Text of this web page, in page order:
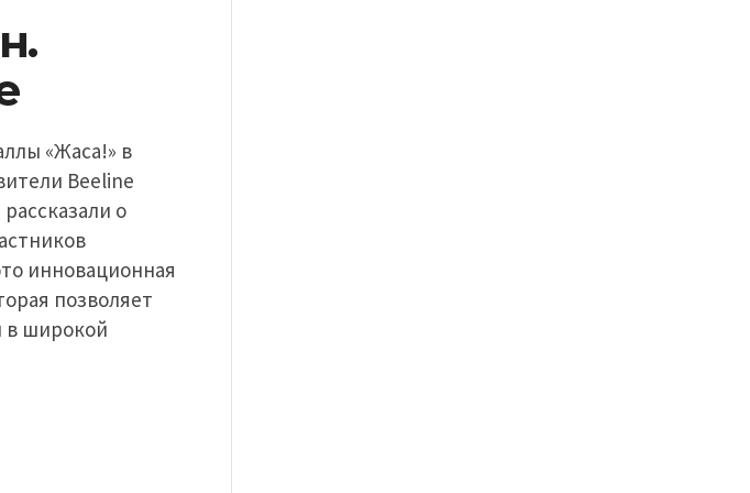
«Жаса!» в
Beeline
о
инновационная
позволяет
в широкой